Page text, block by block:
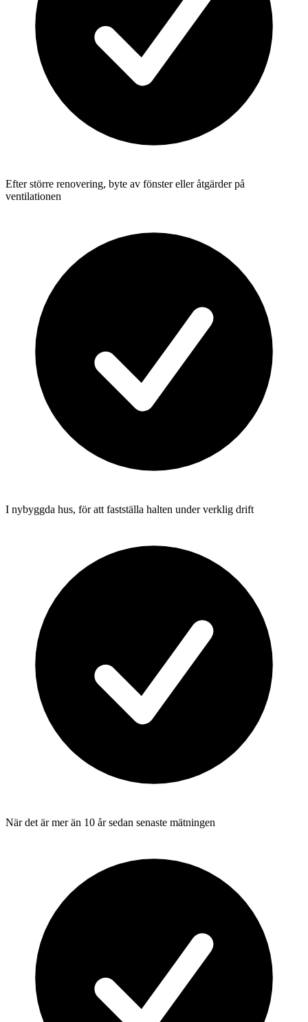
Efter större renovering, byte av fönster eller åtgärder på
ventilationen
I nybyggda hus, för att fastställa halten under verklig drift
När det är mer än 10 år sedan senaste mätningen